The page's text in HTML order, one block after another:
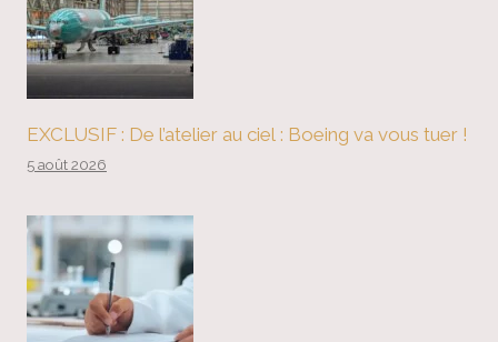
EXCLUSIF : De l’atelier au ciel : Boeing va vous tuer !
5 août 2026